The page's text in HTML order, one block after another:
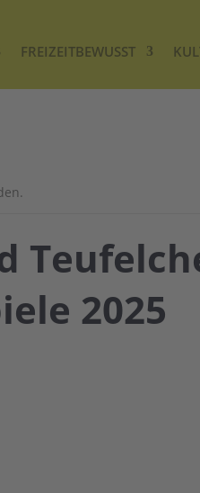
FREIZEITBEWUSST
2025